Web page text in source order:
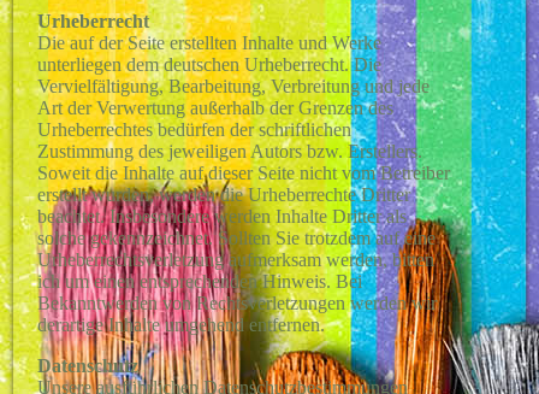
Urheberrecht
Die auf der Seite erstellten Inhalte und Werke
unterliegen dem deutschen Urheberrecht. Die
Vervielfältigung, Bearbeitung, Verbreitung und jede
Art der Verwertung außerhalb der Grenzen des
Urheberrechtes bedürfen der schriftlichen
Zustimmung des jeweiligen Autors bzw. Erstellers.
Soweit die Inhalte auf dieser Seite nicht vom Betreiber
erstellt wurden, werden die Urheberrechte Dritter
beachtet. Insbesondere werden Inhalte Dritter als
solche gekennzeichnet. Sollten Sie trotzdem auf eine
Urheberrechtsverletzung aufmerksam werden, bitten
ich um einen entsprechenden Hinweis. Bei
Bekanntwerden von Rechtsverletzungen werden wir
derartige Inhalte umgehend entfernen.
Datenschutz
Unsere ausführlichen Datenschutzbestimmungen